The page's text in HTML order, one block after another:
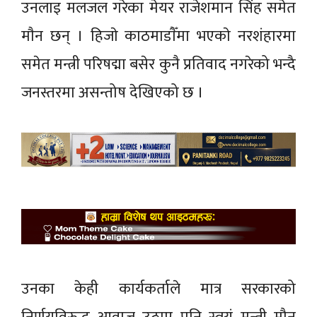
उनलाइ मलजल गरेका मेयर राजेशमान सिंह समेत
माैन छन् । हिजाे काठमाडाैँमा भएकाे नरशंहारमा
समेत मन्त्री परिषद्मा बसेर कुनै प्रतिवाद नगरेको भन्दै
जनस्तरमा असन्तोष देखिएको छ ।
उनका केही कार्यकर्ताले मात्र सरकारको